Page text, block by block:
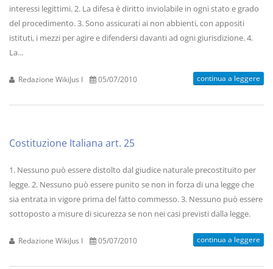
interessi legittimi. 2. La difesa è diritto inviolabile in ogni stato e grado
del procedimento. 3. Sono assicurati ai non abbienti, con appositi
istituti, i mezzi per agire e difendersi davanti ad ogni giurisdizione. 4.
La...
Redazione WikiJus I 05/07/2010 continua a leggere
Costituzione Italiana art. 25
1. Nessuno può essere distolto dal giudice naturale precostituito per
legge. 2. Nessuno può essere punito se non in forza di una legge che
sia entrata in vigore prima del fatto commesso. 3. Nessuno può essere
sottoposto a misure di sicurezza se non nei casi previsti dalla legge.
Redazione WikiJus I 05/07/2010 continua a leggere